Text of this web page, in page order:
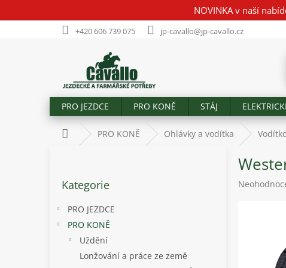
NOVINKA v naší
+420 606 739 075 jp-cavallo@jp-cavallo.cz
PRO JEZDCE PRO KONĚ STÁJ
Domů PRO KONĚ Ohlávky a vodítka
kategorie
Kategorie
PRO JEZDCE
PRO KONĚ
Uždění
Lonžování a práce ze země
Průměrné
hvězdiček.